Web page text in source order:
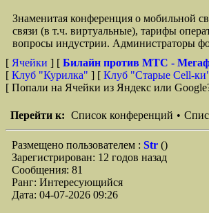
Знаменитая конференция о мобильной
связи (в т.ч. виртуальные), тарифы
вопросы индустрии. Администраторы
[ Ячейки ] [ Билайн против МТС -
[ Клуб "Курилка" ] [ Клуб "Старые Сell-
[ Попали на Ячейки из Яндекс или
Перейти к: Список конференций •
Размещено пользователем : Str ()
Зарегистрирован: 12 годов назад
Сообщения: 81
Ранг: Интересующийся
Дата: 04-07-2026 09:26